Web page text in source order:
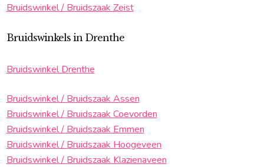
Bruidswinkel / Bruidszaak Zeist
Bruidswinkels in Drenthe
Bruidswinkel Drenthe
Bruidswinkel / Bruidszaak Assen
Bruidswinkel / Bruidszaak Coevorden
Bruidswinkel / Bruidszaak Emmen
Bruidswinkel / Bruidszaak Hoogeveen
Bruidswinkel / Bruidszaak Klazienaveen